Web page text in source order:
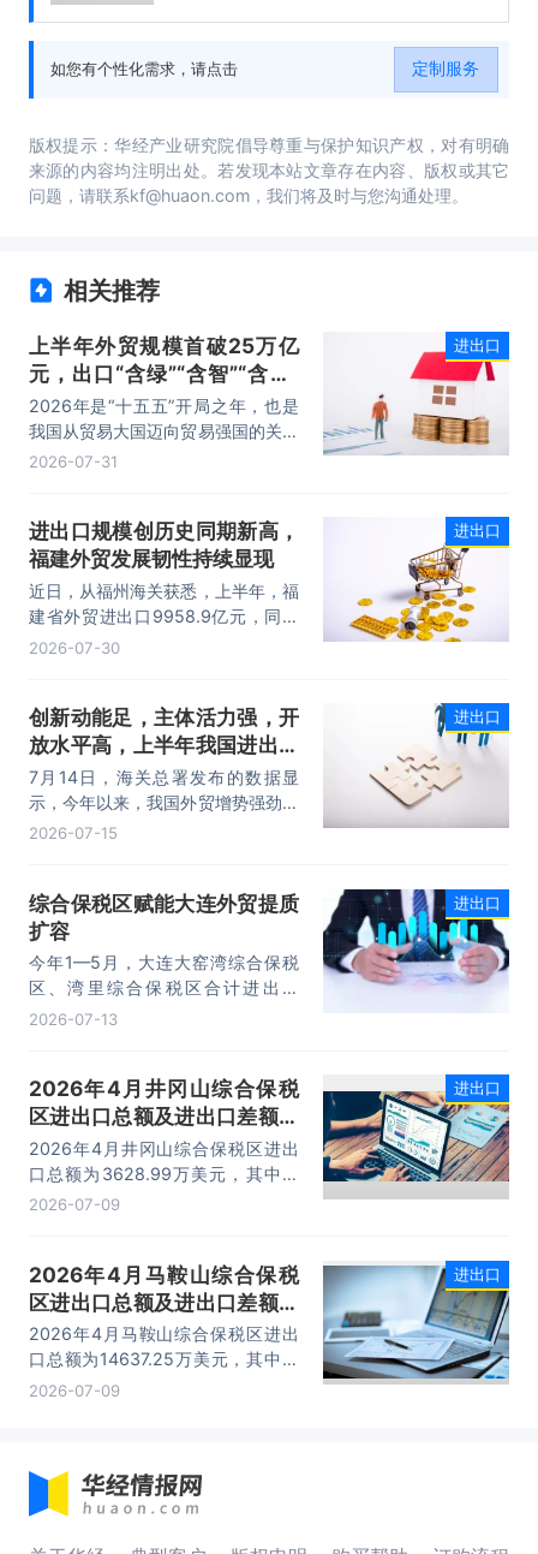
易行业投资风险与营销分析，2020-2025年中
国进出口贸易行业发展战略及规划建议。
如您有个性化需求，请点击 定制服务
版权提示：华经产业研究院倡导尊重与保护知识产权，对有明确
来源的内容均注明出处。若发现本站文章存在内容、版权或其它
问题，请联系kf@huaon.com，我们将及时与您沟通处理。
相关推荐
上半年外贸规模首破25万亿
元，出口“含绿”“含智”“含新”
量稳步攀升
2026年是“十五五”开局之年，也是
我国从贸易大国迈向贸易强国的关键
时期。上半年，我国进出口规模历史
品为代表的高附加值产品出口占比显
著提升，成为外贸提质增效的核心引
擎，为加快建设贸易强国注入了强劲
动力。
2026-07-31
进出口
进出口规模创历史同期新高，
福建外贸发展韧性持续显现
近日，从福州海关获悉，上半年，福
建省外贸进出口9958.9亿元，同比
增长8.2%。其中，出口5740.1亿
进口规模均创历史同期新高，外贸运
行呈现“稳中有进，进中提质”的良好
态势。
2026-07-30
进出口
创新动能足，主体活力强，开
放水平高，上半年我国进出口
规模首次突破25万亿元
7月14日，海关总署发布的数据显
示，今年以来，我国外贸增势强劲、
走势稳健。据海关统计，今年上半
14.73万亿元，增长13.4%，进口
10.74万亿元，增长22.1%。
2026-07-15
进出口
综合保税区赋能大连外贸提质
扩容
今年1—5月，大连大窑湾综合保税
区、湾里综合保税区合计进出口
332.22亿元，同比增长21%，占大
台。
2026-07-13
进出口
2026年4月井冈山综合保税
区进出口总额及进出口差额统
计分析
2026年4月井冈山综合保税区进出
口总额为3628.99万美元，其中：
出口额为1562.95万美元，进口额为
2026-07-09
进出口
2026年4月马鞍山综合保税
区进出口总额及进出口差额统
计分析
2026年4月马鞍山综合保税区进出
口总额为14637.25万美元，其中：
出口额为14365.71万美元，进口额
2026-07-09
进出口